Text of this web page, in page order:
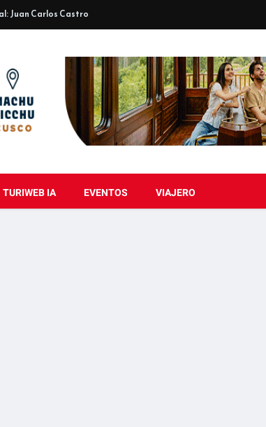
Juan Carlos Castro
TURIWEB IA EVENTOS VIAJERO